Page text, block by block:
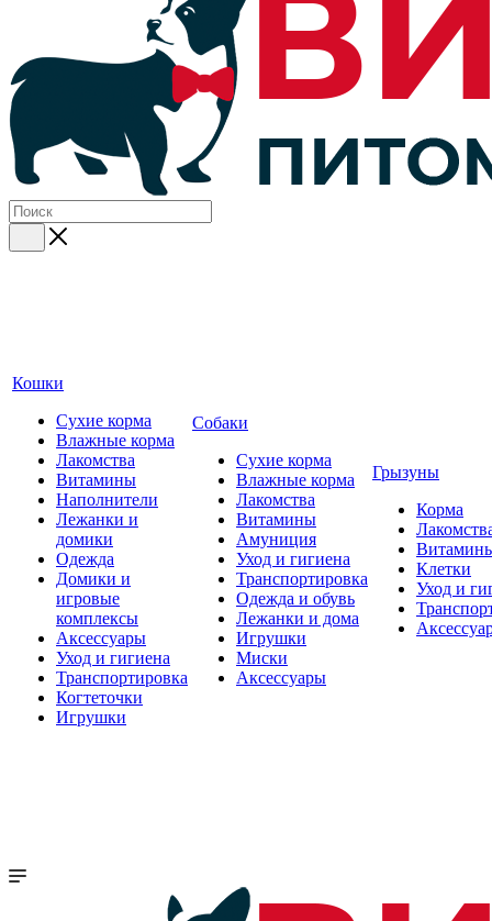
Кошки
Сухие корма
Влажные корма
Лакомства
Витамины
Наполнители
Лежанки и
домики
Одежда
Домики и
игровые
комплексы
Аксессуары
Уход и гигиена
Транспортировка
Когтеточки
Игрушки
Собаки
Сухие корма
Влажные корма
Лакомства
Витамины
Амуниция
Уход и гигиена
Транспортировка
Одежда и обувь
Лежанки и дома
Игрушки
Миски
Аксессуары
Грызуны
Корма
Клетки
Уход и